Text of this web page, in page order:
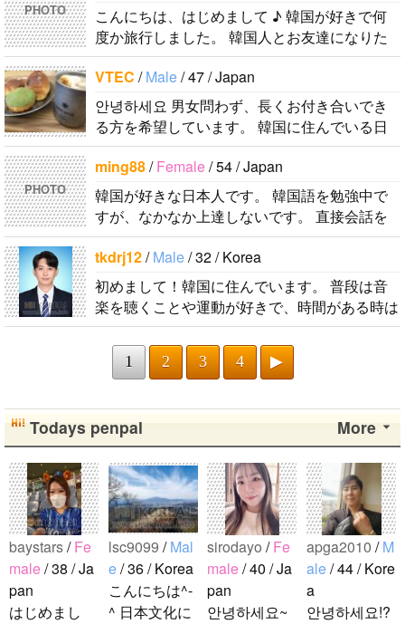
PHOTO
こんにちは、はじめまして ♪ 韓国が好きで何
度か旅行しました。 韓国人とお友達になりた
くて登録しました。よろしくお願いします^..
VTEC /Male/ 47 / Japan
안녕하세요 男女問わず、長くお付き合いでき
る方を希望しています。 韓国に住んでいる日
本人男性です。 ハングルは幼稚園児以下のレ
ベルですが、少しずつ勉強しています。 音..
PHOTO
ming88/Female/ 54 / Japan
韓国が好きな日本人です。 韓国語を勉強中で
すが、なかなか上達しないです。 直接会話を
する機会もないので、メッセージを通じて韓国
語を教えてもらいながら仲良くなれたら嬉..
tkdrj12/Male/ 32 / Korea
初めまして！韓国に住んでいます。 ​普段は音
楽を聴くことや運動が好きで、時間がある時は
釣りに行くのが本当に大好きです。最近はいい
釣りスポットを探したり、ノリのいい音..
1 2 3 4 ▶
More
Todays penpal
baystars/Fe
male/ 38 / Ja
pan
はじめまし
lsc9099 /Mal
e/ 36 / Korea
こんにちは^-
^ 日本文化に
sirodayo /Fe
male/ 40 / Ja
pan
안녕하세요~
apga2010 /M
ale/ 44 / Kore
a
안녕하세요!?